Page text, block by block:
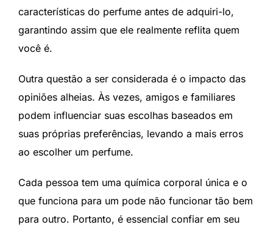
características do perfume antes de adquiri-lo,
garantindo assim que ele realmente reflita quem
você é.
Outra questão a ser considerada é o impacto das
opiniões alheias. Às vezes, amigos e familiares
podem influenciar suas escolhas baseados em
suas próprias preferências, levando a mais erros
ao escolher um perfume.
Cada pessoa tem uma química corporal única e o
que funciona para um pode não funcionar tão bem
para outro. Portanto, é essencial confiar em seu